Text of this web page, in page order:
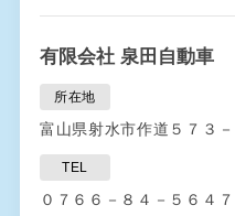
有限会社 泉田自動車
所在地
富山県射水市作道５７３－
TEL
０７６６－８４－５６４７